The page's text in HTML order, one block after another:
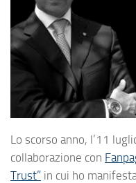
Lo scorso anno, l’11
collaborazione con
Trust” in cui ho